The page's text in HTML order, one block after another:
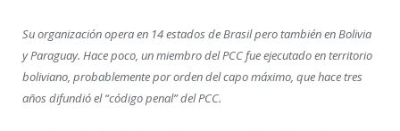
Su organización opera en 14 estados de Brasil pero también en Bolivia
y Paraguay. Hace poco, un miembro del PCC fue ejecutado en territorio
boliviano, probablemente por orden del capo máximo, que hace tres
años difundió el “código penal” del PCC.